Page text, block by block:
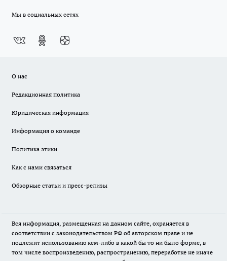
Мы в социальных сетях
О нас
Редакционная политика
Юридическая информация
Информация о команде
Политика этики
Как с нами связаться
Обзорные статьи и пресс-релизы
Вся информация, размещенная на данном сайте, охраняется в
соответствии с законодательством РФ об авторском праве и не
подлежит использованию кем-либо в какой бы то ни было форме, в
том числе воспроизведению, распространению, переработке не иначе